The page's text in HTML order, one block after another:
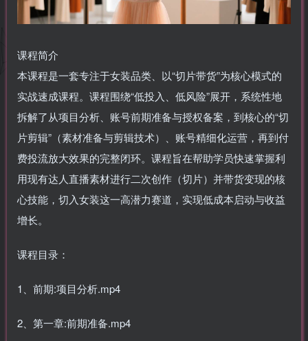
课程简介
本课程是一套专注于女装品类、以“切片带货”为核心模式的
实战速成课程。课程围绕“低投入、低风险”展开，系统性地
拆解了从项目分析、账号前期准备与授权备案，到核心的“切
片剪辑”（素材准备与剪辑技术）、账号精细化运营，再到付
费投流放大效果的完整闭环。课程旨在帮助学员快速掌握利
用现有达人直播素材进行二次创作（切片）并带货变现的核
心技能，切入女装这一高潜力赛道，实现低成本启动与收益
增长。
课程目录：
1、前期:项目分析.mp4
2、第一章:前期准备.mp4